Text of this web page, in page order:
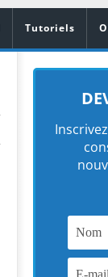
Tutoriels